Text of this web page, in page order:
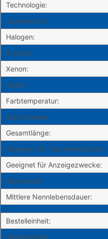
Technologie:
Lampenform:
Halogen:
Krypton:
Xenon:
Farbe:
Farbtemperatur:
Durchmesser:
Gesamtlänge:
Geeignet für Taschenleuchten:
Geeignet für Anzeigezwecke:
Nennstrom:
Mittlere Nennlebensdauer:
Bestelleinheit:
Inhaltseinheit: